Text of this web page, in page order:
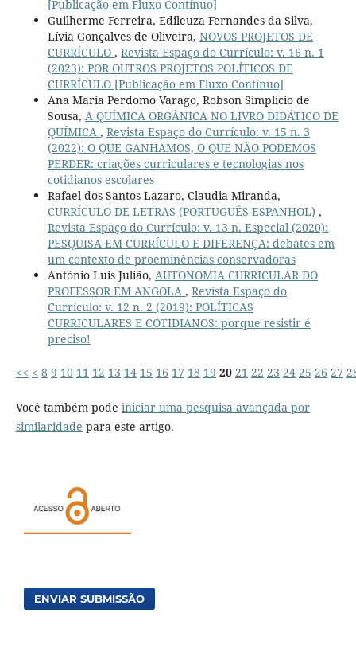
[Publicação em Fluxo Contínuo]
Guilherme Ferreira, Edileuza Fernandes da Silva,
Lívia Gonçalves de Oliveira, NOVOS PROJETOS DE
CURRÍCULO , Revista Espaço do Currículo: v. 16 n. 1
(2023): POR OUTROS PROJETOS POLÍTICOS DE
CURRÍCULO [Publicação em Fluxo Contínuo]
Ana Maria Perdomo Varago, Robson Simplicio de
Sousa, A QUÍMICA ORGÂNICA NO LIVRO DIDÁTICO DE
QUÍMICA , Revista Espaço do Currículo: v. 15 n. 3
(2022): O QUE GANHAMOS, O QUE NÃO PODEMOS
PERDER: criações curriculares e tecnologias nos
cotidianos escolares
Rafael dos Santos Lazaro, Claudia Miranda,
CURRÍCULO DE LETRAS (PORTUGUÊS-ESPANHOL) ,
Revista Espaço do Currículo: v. 13 n. Especial (2020):
PESQUISA EM CURRÍCULO E DIFERENÇA: debates em
um contexto de proeminências conservadoras
António Luis Julião, AUTONOMIA CURRICULAR DO
PROFESSOR EM ANGOLA , Revista Espaço do
Currículo: v. 12 n. 2 (2019): POLÍTICAS
CURRICULARES E COTIDIANOS: porque resistir é
preciso!
<< < 8 9 10 11 12 13 14 15 16 17 18 19 20 21 22 23 24 25 26 27
Você também pode iniciar uma pesquisa avançada por
similaridade para este artigo.
ENVIAR SUBMISSÃO